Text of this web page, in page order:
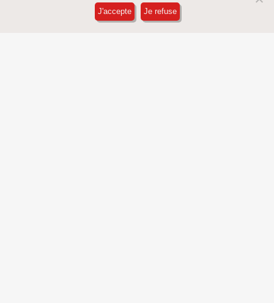
Réservation en ligne
J'accepte Je refuse